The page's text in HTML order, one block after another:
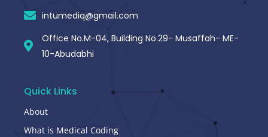
intumediq@gmail.com
Office No.M-04, Building No.29- Musaffah- ME-
10-Abudabhi
Quick Links
About
What is Medical Coding